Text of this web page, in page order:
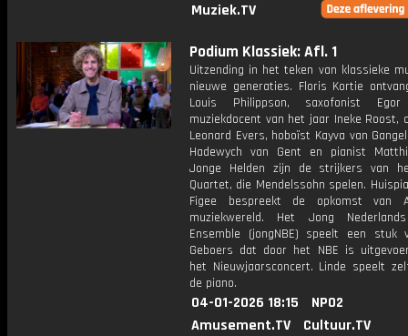
Muziek.TV
Podium Klassiek: Afl. 1
Uitzending in het teken van klassieke
nieuwe generaties. Floris Kortie
Louis Philippson, saxofonist Egor
muziekdocent van het jaar Ineke Roost,
Leonard Evers, hoboïst Kayva van
Hadewych van Gent en pianist
Jonge Helden zijn de strijkers van
Quartet, die Mendelssohn spelen.
Figee bespreekt de opkomst van
muziekwereld. Het Jong
Ensemble (jongNBE) speelt een stuk
Geboers dat door het NBE is
het Nieuwjaarsconcert. Linde speelt
de piano.
04-01-2026 18:15
NPO2
Amusement.TV
Cultuur.TV